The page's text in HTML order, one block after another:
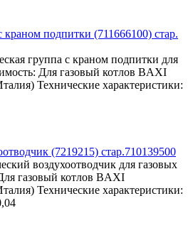
краном подпитки (711666100) стар.
группа с краном подпитки для
Для газовый котлов BAXI
Технические характеристики:
(7219215) стар.710139500
воздухоотводчик для газовых
газовый котлов BAXI
Технические характеристики: